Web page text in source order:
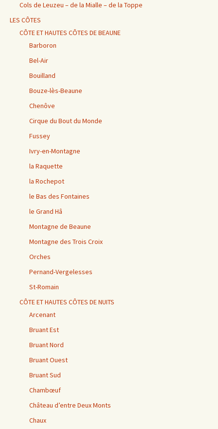
Cols de Leuzeu – de la Mialle – de la Toppe
LES CÔTES
CÔTE ET HAUTES CÔTES DE BEAUNE
Barboron
Bel-Air
Bouilland
Bouze-lès-Beaune
Chenôve
Cirque du Bout du Monde
Fussey
Ivry-en-Montagne
la Raquette
la Rochepot
le Bas des Fontaines
le Grand Hâ
Montagne de Beaune
Montagne des Trois Croix
Orches
Pernand-Vergelesses
St-Romain
CÔTE ET HAUTES CÔTES DE NUITS
Arcenant
Bruant Est
Bruant Nord
Bruant Ouest
Bruant Sud
Chambœuf
Château d’entre Deux Monts
Chaux